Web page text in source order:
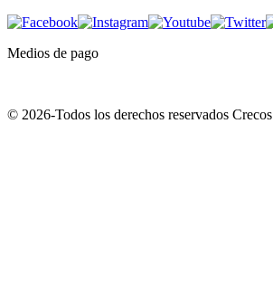
Medios de pago
© 2026-Todos los derechos reservados Crecos